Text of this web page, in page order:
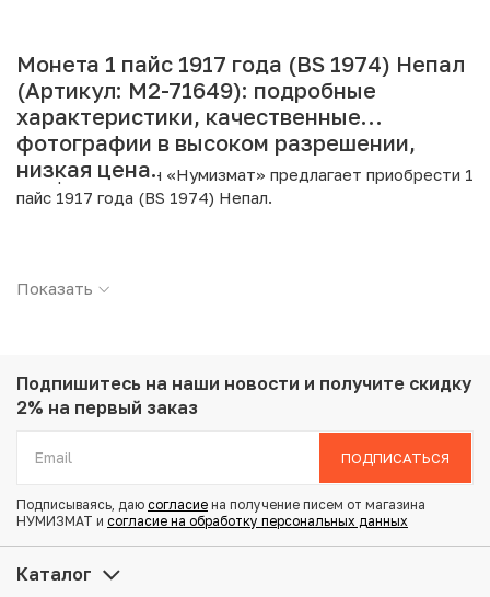
Монета 1 пайс 1917 года (BS 1974) Непал
(Артикул: M2-71649): подробные
характеристики, качественные
фотографии в высоком разрешении,
низкая цена.
Интернет магазин «Нумизмат» предлагает приобрести 1
пайс 1917 года (BS 1974) Непал.
Страна: Непал
Вес: 5.16 г
Диаметр: 23 мм
Купить 1 пайс 1917 года (BS 1974) Непал по
привлекательной цене можно в нашем интернет-
магазине — Вам достаточно оформить заказ на сайте.
Все монеты, представленные в каталоге, находятся в
Показать
Подпишитесь на наши новости и получите скидку
2% на первый заказ
ПОДПИСАТЬСЯ
Подписываясь, даю согласие на получение писем от магазина
НУМИЗМАТ и согласие на обработку персональных данных
Каталог